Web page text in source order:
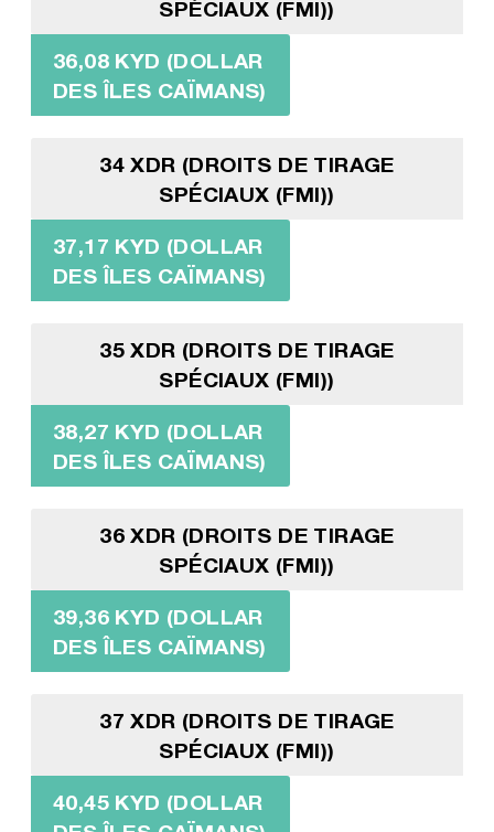
SPÉCIAUX (FMI))
36,08 KYD (DOLLAR
DES ÎLES CAÏMANS)
34 XDR (DROITS DE TIRAGE
SPÉCIAUX (FMI))
37,17 KYD (DOLLAR
DES ÎLES CAÏMANS)
35 XDR (DROITS DE TIRAGE
SPÉCIAUX (FMI))
38,27 KYD (DOLLAR
DES ÎLES CAÏMANS)
36 XDR (DROITS DE TIRAGE
SPÉCIAUX (FMI))
39,36 KYD (DOLLAR
DES ÎLES CAÏMANS)
37 XDR (DROITS DE TIRAGE
SPÉCIAUX (FMI))
40,45 KYD (DOLLAR